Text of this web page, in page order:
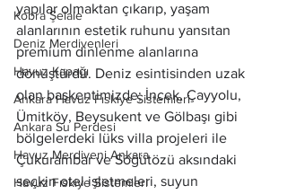
Kobra Şelale
Deniz Merdivenleri
Havuz Kapağı
Ankara Havuz Fıskiye Sistemleri
Ankara Su Perdesi
Havuz Merdiveni Ankara
Havuz Fıskiye Sistemleri
yapılar olmaktan çıkarıp, yaşam
alanlarının estetik ruhunu yansıtan
premium dinlenme alanlarına
dönüştürdü. Deniz esintisinden uzak
olan başkentimizde; İncek, Çayyolu,
Ümitköy, Beysukent ve Gölbaşı gibi
bölgelerdeki lüks villa projeleri ile
Çukurambar ve Söğütözü aksındaki
seçkin otel işletmeleri, suyun